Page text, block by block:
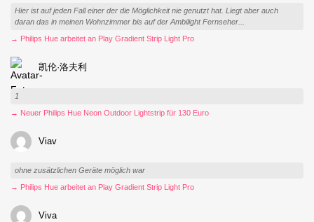
Hier ist auf jeden Fall einer der die Möglichkeit nie genutzt hat. Liegt aber auch
daran das in meinen Wohnzimmer bis auf der Ambilight Fernseher...
→ Philips Hue arbeitet an Play Gradient Strip Light Pro
凯伦·洛夫利
1
→ Neuer Philips Hue Neon Outdoor Lightstrip für 130 Euro
Viav
ohne zusätzlichen Geräte möglich war
→ Philips Hue arbeitet an Play Gradient Strip Light Pro
Viva